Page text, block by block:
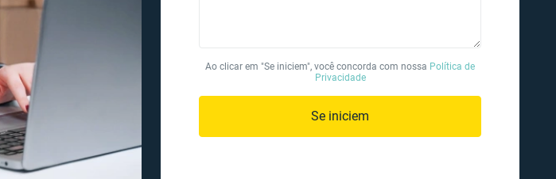
Ao clicar em "Se iniciem", você concorda com nossa Política de
Privacidade
Se iniciem